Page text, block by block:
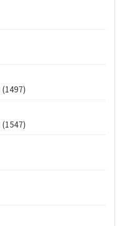
(1497)
(1547)